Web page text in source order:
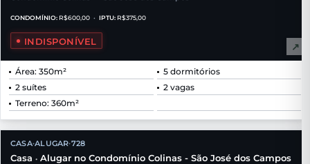
CONDOMÍNIO: R$600,00 • IPTU: R$375,00
INDISPONÍVEL ↗
Área: 350m²
5 dormitórios
2 suítes
2 vagas
Terreno: 360m²
CASA•ALUGAR•728
Casa • Alugar no Condomínio Colinas - São José dos Campos